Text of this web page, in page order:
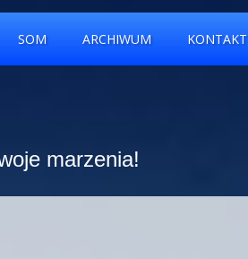
SOM ARCHIWUM KONTAKT
marzenia!